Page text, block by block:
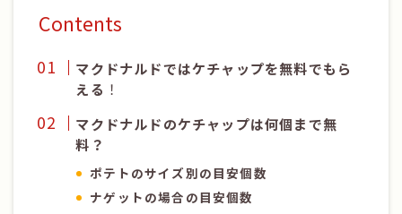
Contents
マクドナルドではケチャップを無料でもら
える ！
マクドナルドのケチャップは何個まで無
料？
ポテトのサイズ別の目安個数
ナゲットの場合の目安個数